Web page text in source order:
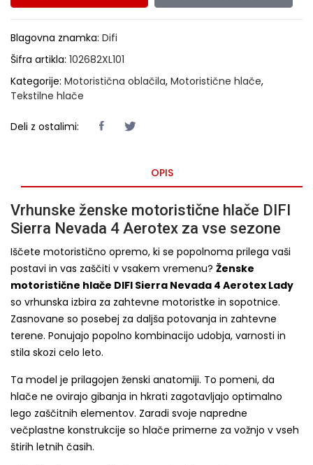
Blagovna znamka: Difi
Šifra artikla: 102682XL101
Kategorije: Motoristična oblačila, Motoristične hlače,
Tekstilne hlače
Deli z ostalimi:
OPIS
Vrhunske ženske motoristične hlače DIFI
Sierra Nevada 4 Aerotex za vse sezone
Iščete motoristično opremo, ki se popolnoma prilega vaši
postavi in vas zaščiti v vsakem vremenu? Ženske
motoristične hlače DIFI Sierra Nevada 4 Aerotex Lady
so vrhunska izbira za zahtevne motoristke in sopotnice.
Zasnovane so posebej za daljša potovanja in zahtevne
terene. Ponujajo popolno kombinacijo udobja, varnosti in
stila skozi celo leto.
Ta model je prilagojen ženski anatomiji. To pomeni, da
hlače ne ovirajo gibanja in hkrati zagotavljajo optimalno
lego zaščitnih elementov. Zaradi svoje napredne
večplastne konstrukcije so hlače primerne za vožnjo v vseh
štirih letnih časih.